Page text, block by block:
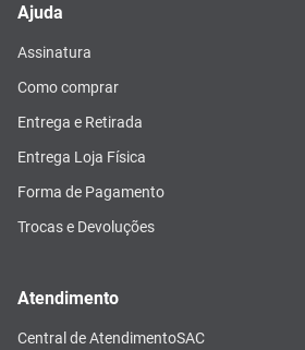
Ajuda
Assinatura
Como comprar
Entrega e Retirada
Entrega Loja Física
Forma de Pagamento
Trocas e Devoluções
Atendimento
Central de AtendimentoSAC